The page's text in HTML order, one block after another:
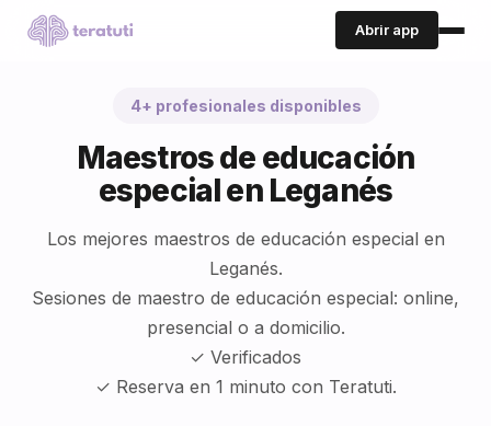
Abrir app
4+ profesionales disponibles
Maestros de educación
especial en Leganés
Los mejores maestros de educación especial en
Leganés.
Sesiones de maestro de educación especial: online,
presencial o a domicilio.
✓ Verificados
✓ Reserva en 1 minuto con Teratuti.